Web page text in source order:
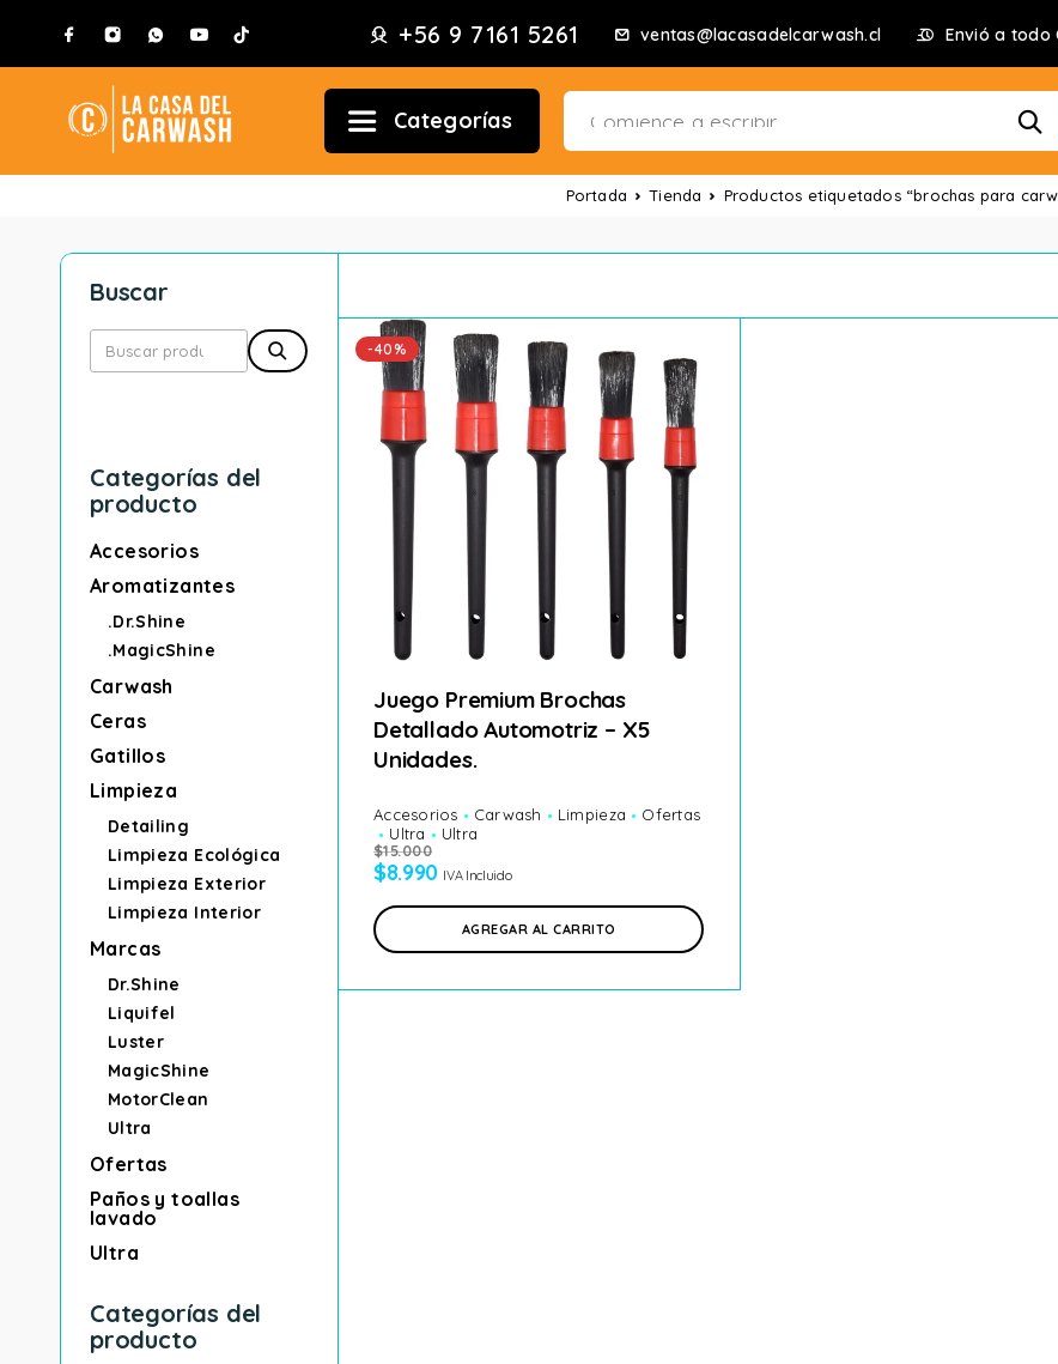
+56 9 7161 5261 ventas@lacasadelcarwash.cl Envió a todo
Categorías
Portada Tienda Productos etiquetados “brochas para
Buscar
Categorías del
producto
Accesorios
Aromatizantes
.Dr.Shine
.MagicShine
Carwash
Ceras
Gatillos
Limpieza
Detailing
Limpieza Ecológica
Limpieza Exterior
Limpieza Interior
Marcas
Dr.Shine
Liquifel
Luster
MagicShine
MotorClean
Ultra
Ofertas
Paños y toallas
lavado
Ultra
Categorías del
producto
-40%
Juego Premium Brochas
Detallado Automotriz – X5
Unidades.
Accesorios Carwash Limpieza
Ofertas
Ultra
Ultra
$15.000
$8.990 IVA Incluido
AGREGAR AL CARRITO